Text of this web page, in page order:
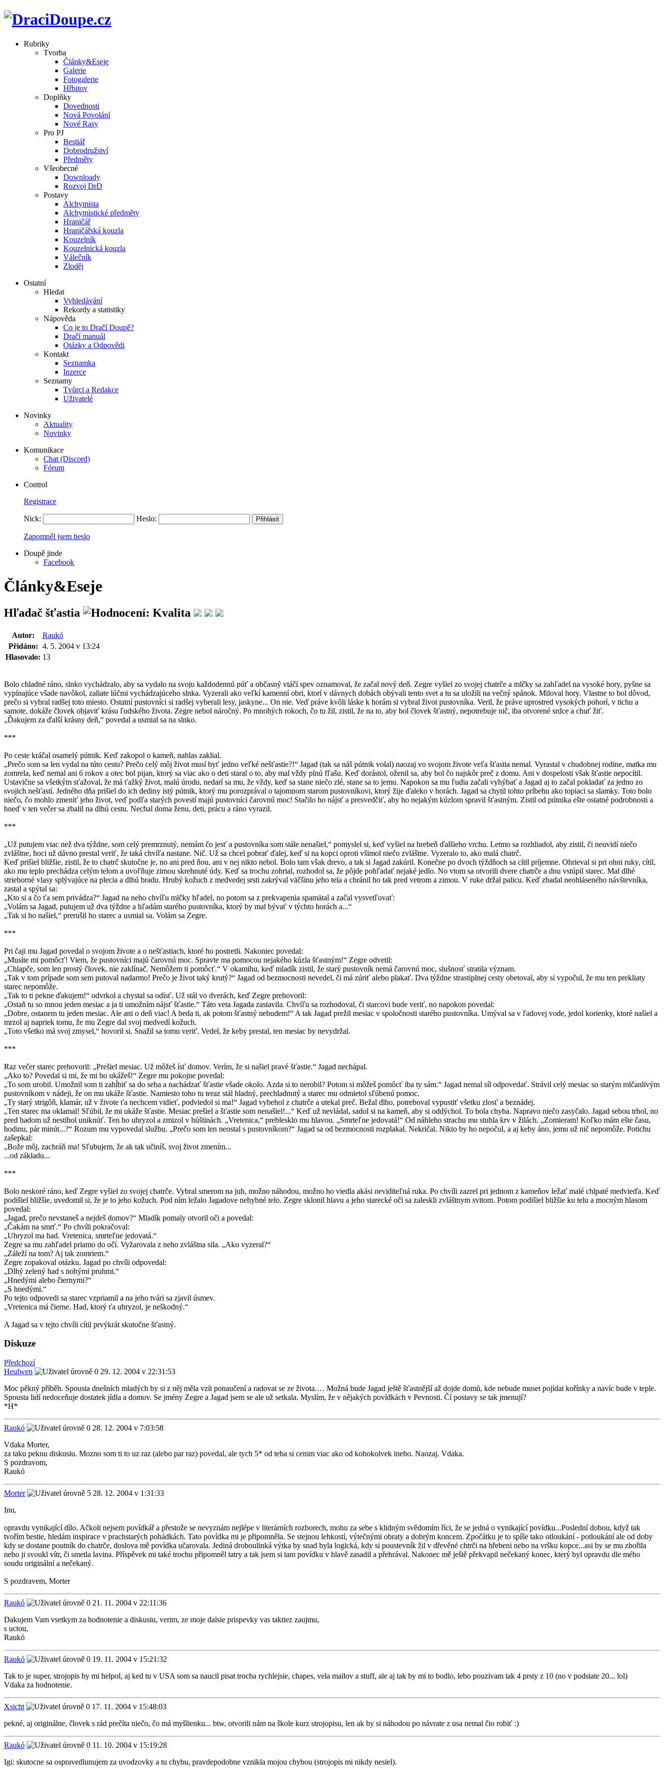
Rubriky
Tvorba
Články&Eseje
Galerie
Fotogalerie
Hřbitov
Doplňky
Dovednosti
Nová Povolání
Nové Rasy
Pro PJ
Bestiář
Dobrodružství
Předměty
Všeobecné
Downloady
Rozvoj DrD
Postavy
Alchymista
Alchymistické předměty
Hraničář
Hraničářská kouzla
Kouzelník
Kouzelnická kouzla
Válečník
Zloděj
Ostatní
Hledat
Vyhledávání
Rekordy a statistiky
Nápověda
Co je to Dračí Doupě?
Dračí manuál
Otázky a Odpovědi
Kontakt
Seznamka
Inzerce
Seznamy
Tvůrci a Redakce
Uživatelé
Novinky
Aktuality
Novinky
Komunikace
Chat (Discord)
Fórum
Control
Registrace
Nick: Heslo:
Zapomněl jsem heslo
Doupě jinde
Facebook
Články&Eseje
Hľadač šťastia
Autor:
Raukó
Přidáno: 4. 5. 2004 v 13:24
Hlasovalo: 13
Bolo chladné ráno, slnko vychádzalo, aby sa vydalo na svoju každodennú púť a občasný vtáčí spev oznamoval, že začal nový deň. Zegre vyšiel zo svojej chatrče a mlčky sa zahľadel na vysoké hory, pyšne sa
vypínajúce všade navôkol, zaliate lúčmi vychádzajúceho slnka. Vyzerali ako veľkí kamenní obri, ktorí v dávnych dobách obývali tento svet a tu sa uložili na večný spánok. Miloval hory. Vlastne to bol dôvod,
prečo si vybral radšej toto miesto. Ostatní pustovníci si radšej vyberali lesy, jaskyne... On nie. Veď práve kvôli láske k horám si vybral život pustovníka. Veril, že práve uprostred vysokých pohorí, v tichu a
samote, dokáže človek objaviť krásu ľudského života. Zegre nebol náročný. Po mnohých rokoch, čo tu žil, zistil, že na to, aby bol človek šťastný, nepotrebuje nič, iba otvorené srdce a chuť žiť.
„Ďakujem za ďalší krásny deň,“ povedal a usmial sa na slnko.
***
Po ceste kráčal osamelý pútnik. Keď zakopol o kameň, nahlas zaklial.
„Prečo som sa len vydal na túto cestu? Prečo celý môj život musí byť jedno veľké nešťastie?!“ Jagad (tak sa náš pútnik volal) naozaj vo svojom živote veľa šťastia nemal. Vyrastal v chudobnej rodine, matka mu
zomrela, keď nemal ani 6 rokov a otec bol pijan, ktorý sa viac ako o deti staral o to, aby mal vždy plnú fľašu. Keď dorástol, oženil sa, aby bol čo najskôr preč z domu. Ani v dospelosti však šťastie nepocítil.
Ustavične sa všetkým sťažoval, že má ťažký život, malú úrodu, nedarí sa mu, že vždy, keď sa stane niečo zlé, stane sa to jemu. Napokon sa mu ľudia začali vyhýbať a Jagad aj to začal pokladať za jedno zo
svojich nešťastí. Jedného dňa prišiel do ich dediny istý pútnik, ktorý mu porozprával o tajomnom starom pustovníkovi, ktorý žije ďaleko v horách. Jagad sa chytil tohto príbehu ako topiaci sa slamky. Toto bolo
niečo, čo mohlo zmeniť jeho život, veď podľa starých povestí majú pustovníci čarovnú moc! Stačilo ho nájsť a presvedčiť, aby ho nejakým kúzlom spravil šťastným. Zistil od pútnika ešte ostatné podrobnosti a
hneď v ten večer sa zbalil na dlhú cestu. Nechal doma ženu, deti, prácu a ráno vyrazil.
***
„Už putujem viac než dva týždne, som celý premrznutý, nemám čo jesť a pustovníka som stále nenašiel,“ pomyslel si, keď vyšiel na hrebeň ďalšieho vrchu. Letmo sa rozhliadol, aby zistil, či neuvidí niečo
zvláštne, hoci už dávno prestal veriť, že taká chvíľa nastane. Nič. Už sa chcel pobrať ďalej, keď si na kopci oproti všimol niečo zvláštne. Vyzeralo to, ako malá chatrč.
Keď prišiel bližšie, zistil, že to chatrč skutočne je, no ani pred ňou, ani v nej nikto nebol. Bolo tam však drevo, a tak si Jagad zakúril. Konečne po dvoch týždňoch sa cítil príjemne. Ohrieval si pri ohni ruky, cítil,
ako mu teplo prechádza celým telom a uvoľňuje zimou skrehnuté údy. Keď sa trochu zohrial, rozhodol sa, že pôjde pohľadať nejaké jedlo. No vtom sa otvorili dvere chatrče a dnu vstúpil starec. Mal dlhé
strieborné vlasy splývajúce na plecia a dlhú bradu. Hrubý kožuch z medvedej srsti zakrýval väčšinu jeho tela a chránil ho tak pred vetrom a zimou. V ruke držal palicu. Keď zbadal neohláseného návštevníka,
zastal a spýtal sa:
„Kto si a čo ťa sem privádza?“ Jagad na neho chvíľu mlčky hľadel, no potom sa z prekvapenia spamätal a začal vysvetľovať:
„Volám sa Jagad, putujem už dva týždne a hľadám starého pustovníka, ktorý by mal bývať v týchto horách a...“
„Tak si ho našiel,“ prerušil ho starec a usmial sa. Volám sa Zegre.
***
Pri čaji mu Jagad povedal o svojom živote a o nešťastiach, ktoré ho postretli. Nakoniec povedal:
„Musíte mi pomôcť! Viem, že pustovníci majú čarovnú moc. Spravte ma pomocou nejakého kúzla šťastným!“ Zegre odvetil:
„Chlapče, som len prostý človek, nie zaklínač. Nemôžem ti pomôcť.“ V okamihu, keď mladík zistil, že starý pustovník nemá čarovnú moc, slušnosť stratila význam.
„Tak v tom prípade som sem putoval nadarmo! Prečo je život taký krutý?“ Jagad od bezmocnosti nevedel, či má zúriť alebo plakať. Dva týždne strastiplnej cesty obetoval, aby si vypočul, že mu ten prekliaty
starec nepomôže.
„Tak to ti pekne ďakujem!“ odvrkol a chystal sa odísť. Už stál vo dverách, keď Zegre prehovoril:
„Ostaň tu so mnou jeden mesiac a ja ti umožním nájsť šťastie.“ Táto veta Jagada zastavila. Chvíľu sa rozhodoval, či starcovi bude veriť, no napokon povedal:
„Dobre, ostanem tu jeden mesiac. Ale ani o deň viac! A beda ti, ak potom šťastný nebudem!“ A tak Jagad prežil mesiac v spoločnosti starého pustovníka. Umýval sa v ľadovej vode, jedol korienky, ktoré našiel a
mrzol aj napriek tomu, že mu Zegre dal svoj medvedí kožuch.
„Toto všetko má svoj zmysel,“ hovoril si. Snažil sa tomu veriť. Vedel, že keby prestal, ten mesiac by nevydržal.
***
Raz večer starec prehovoril: „Prešiel mesiac. Už môžeš ísť domov. Verím, že si našiel pravé šťastie.“ Jagad nechápal.
„Ako to? Povedal si mi, že mi ho ukážeš!“ Zegre mu pokojne povedal:
„To som urobil. Umožnil som ti zahĺbiť sa do seba a nachádzať šťastie všade okolo. Azda si to nerobil? Potom si môžeš pomôcť iba ty sám.“ Jagad nemal síl odpovedať. Strávil celý mesiac so starým mlčanlivým
pustovníkom v nádeji, že on mu ukáže šťastie. Namiesto toho tu teraz stál hladný, prechladnutý a starec mu odmietol sľúbenú pomoc.
„Ty starý strigôň, klamár, už v živote ťa nechcem vidieť, podviedol si ma!“ Jagad vybehol z chatrče a utekal preč. Bežal dlho, potreboval vypustiť všetku zlosť a beznádej.
„Ten starec ma oklamal! Sľúbil, že mi ukáže šťastie. Mesiac prešiel a šťastie som nenašiel!...“ Keď už nevládal, sadol si na kameň, aby si oddýchol. To bola chyba. Napravo niečo zasyčalo. Jagad sebou trhol, no
pred hadom už nestihol uniknúť. Ten ho uhryzol a zmizol v húštinách. „Vretenica,“ preblesklo mu hlavou. „Smrteľne jedovatá!“ Od náhleho strachu mu stuhla krv v žilách. „Zomieram! Koľko mám ešte času,
hodinu, pár minút...?“ Rozum mu vypovedal službu. „Prečo som len neostal s pustovníkom?“ Jagad sa od bezmocnosti rozplakal. Nekričal. Nikto by ho nepočul, a aj keby áno, jemu už nič nepomôže. Potichu
zašepkal:
„Bože môj, zachráň ma! Sľubujem, že ak tak učiníš, svoj život zmením...
...od základu...
***
Bolo neskoré ráno, keď Zegre vyšiel zo svojej chatrče. Vybral smerom na juh, možno náhodou, možno ho viedla akási neviditeľná ruka. Po chvíli zazrel pri jednom z kameňov ležať malé chlpaté medvieďa. Keď
podišiel bližšie, uvedomil si, že je to jeho kožuch. Pod ním ležalo Jagadove nehybné telo. Zegre sklonil hlavu a jeho starecké oči sa zaleskli zvláštnym svitom. Potom podišiel bližšie ku telu a mocným hlasom
povedal:
„Jagad, prečo nevstaneš a nejdeš domov?“ Mladík pomaly otvoril oči a povedal:
„Čakám na smrť.“ Po chvíli pokračoval:
„Uhryzol ma had. Vretenica, smrteľne jedovatá.“
Zegre sa mu zahľadel priamo do očí. Vyžarovala z neho zvláštna sila. „Ako vyzeral?“
„Záleží na tom? Aj tak zomriem.“
Zegre zopakoval otázku. Jagad po chvíli odpovedal:
„Dlhý zelený had s nohými pruhmi.“
„Hnedými alebo čiernymi?“
„S hnedými.“
Po tejto odpovedi sa starec vzpriamil a na jeho tvári sa zjavil úsmev.
„Vretenica má čierne. Had, ktorý ťa uhryzol, je neškodný.“
A Jagad sa v tejto chvíli cítil prvýkrát skutočne šťastný.
Diskuze
Předchozí
Heulwen
29. 12. 2004 v 22:31:53
Moc pěkný příběh. Spousta dnešních mladých by si z něj měla vzít ponaučení a radovat se ze života.… Možná bude Jagad ještě šťastnější až dojde domů, kde nebude muset pojídat kořínky a navíc bude v teple.
Spousta lidí nedoceňuje dostatek jídla a domov. Se jmény Zegre a Jagad jsem se ale už setkala. Myslím, že v nějakých povídkách v Pevnosti. Čí postavy se tak jmenují?
*H*
Raukó
28. 12. 2004 v 7:03:58
Vdaka Morter,
za taku peknu diskusiu. Mozno som ti to uz raz (alebo par raz) povedal, ale tych 5* od teba si cenim viac ako od kohokolvek ineho. Naozaj. Vdaka.
S pozdravom,
Raukó
Morter
28. 12. 2004 v 1:31:33
Inu,
opravdu vynikající dílo. Ačkoli nejsem povídkář a přestože se nevyznám nejlépe v literárních rozborech, mohu za sebe s klidným svědomím říci, že se jedná o vynikající povídku...Poslední dobou, když tak
tvořím bestie, hledám inspirace v prachstarých pohádkách. Tato povídka mi je připomněla. Se stejnou lehkostí, výtečnými obraty a dobrým koncem. Zpočátku je to spíše tako otloukání - potloukání ale od doby
kdy se dostane poutník do chatrče, doslova mě povídka učarovala. Jediná droboulinká výtka by snad byla logická, kdy si poustevník žil v dřevěné chtrči na hřebeni nebo na vršku kopce...asi by se mu zbořila
nebo ji svoukl vítr, či smetla lavina. Příspěvek mi také trochu připomněl tatry a tak jsem si tam povídku v hlavě zasadil a přehrával. Nakonec mě ještě překvapil nečekaný konec, který byl opravdu dle mého
soudu originální a nečekaný.
S pozdravem, Morter
Raukó
21. 11. 2004 v 22:11:36
Dakujem Vam vsetkym za hodnotenie a diskusiu, verim, ze moje dalsie prispevky vas taktiez zaujmu,
s uctou,
Raukó
Raukó
19. 11. 2004 v 15:21:32
Tak to je super, strojopis by mi helpol, aj ked tu v USA som sa naucil pisat trocha rychlejsie, chapes, vela mailov a stuff, ale aj tak by mi to bodlo, lebo pouzivam tak 4 prsty z 10 (no v podstate 20... lol)
Vdaka za hodnotenie.
Xsicht
17. 11. 2004 v 15:48:03
pekné, aj originálne, človek s rád prečíta niečo, čo má myšlienku... btw, otvorili nám na škole kurz strojopisu, len ak by si náhodou po návrate z usa nemal čio robiť :)
Raukó
11. 10. 2004 v 15:19:28
Igi: skutocne sa ospravedlunujem za uvodzovky a tu chybu, pravdepodobne vznikla mojou chybou (strojopis mi nikdy nesiel).